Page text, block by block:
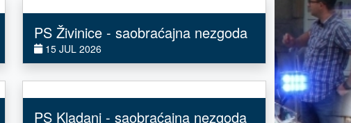
PS Živinice - saobraćajna nezgoda
15 JUL 2026
PS Kladanj - saobraćajna nezgoda